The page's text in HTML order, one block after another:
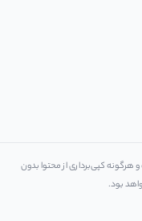
کپی‌برداری از محتوا بدون
بود.